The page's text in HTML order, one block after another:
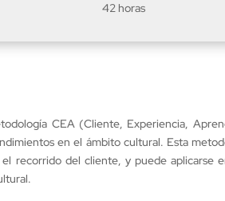
42 horas
CEA (Cliente, Experiencia,
en el ámbito cultural. Esta
recorrido del cliente, y puede aplicarse